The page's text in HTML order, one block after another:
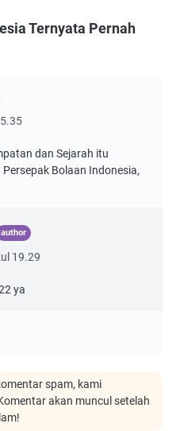
Ternyata Pernah
dan Sejarah itu
Bolaan Indonesia,
19.29
ya
spam, kami
akan muncul setelah